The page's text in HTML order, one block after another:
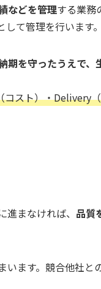
などを管理する業務
て管理を行います。
期を守ったうえで、
スト）・Delivery
まなければ、 品質
ます。競合他社と